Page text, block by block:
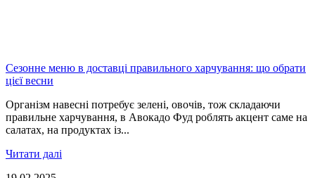
Сезонне меню в доставці правильного харчування: що обрати
цієї весни
Організм навесні потребує зелені, овочів, тож складаючи
правильне харчування, в Авокадо Фуд роблять акцент саме на
салатах, на продуктах із...
Читати далі